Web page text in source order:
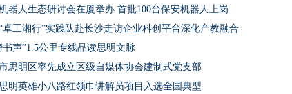
器人生态研讨会在厦举办 首批100台保安机器人上岗
卓工湘行”实践队赴长沙走访企业科创平台深化产教融合
书声”1.5公里专线品读思明文脉
思明区率先成立区级自媒体协会建制式党支部
明英雄小八路红领巾讲解员项目入选全国典型